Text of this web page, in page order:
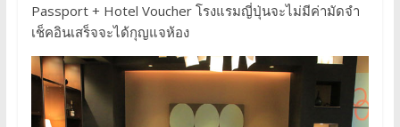
Passport + Hotel Voucher โรงแรมญี่ปุ่นจะไม่มีค่ามัดจำ
เช็คอินเสร็จจะได้กุญแจห้อง